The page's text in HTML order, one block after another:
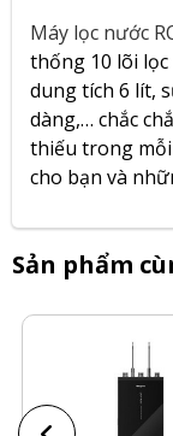
Máy lọc nước
thống 10 lõi
dung tích 6 lít,
dàng,… chắc
thiếu trong
cho bạn và
Sản phẩm